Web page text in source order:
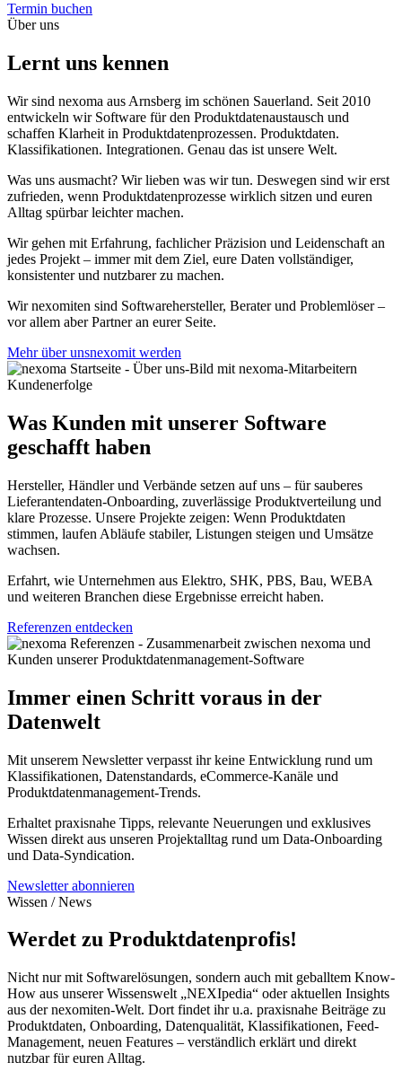
Termin buchen
Über uns
Lernt uns kennen
Wir sind nexoma aus Arnsberg im schönen Sauerland. Seit 2010
entwickeln wir Software für den Produktdatenaustausch und
schaffen Klarheit in Produktdatenprozessen. Produktdaten.
Klassifikationen. Integrationen. Genau das ist unsere Welt.
Was uns ausmacht? Wir lieben was wir tun. Deswegen sind wir erst
zufrieden, wenn Produktdatenprozesse wirklich sitzen und euren
Alltag spürbar leichter machen.
Wir gehen mit Erfahrung, fachlicher Präzision und Leidenschaft an
jedes Projekt – immer mit dem Ziel, eure Daten vollständiger,
konsistenter und nutzbarer zu machen.
Wir nexomiten sind Softwarehersteller, Berater und Problemlöser –
vor allem aber Partner an eurer Seite.
Mehr über unsnexomit werden
Kundenerfolge
Was Kunden mit unserer Software
geschafft haben
Hersteller, Händler und Verbände setzen auf uns – für sauberes
Lieferantendaten-Onboarding, zuverlässige Produktverteilung und
klare Prozesse. Unsere Projekte zeigen: Wenn Produktdaten
stimmen, laufen Abläufe stabiler, Listungen steigen und Umsätze
wachsen.
Erfahrt, wie Unternehmen aus Elektro, SHK, PBS, Bau, WEBA
und weiteren Branchen diese Ergebnisse erreicht haben.
Referenzen entdecken
Immer einen Schritt voraus in der
Datenwelt
Mit unserem Newsletter verpasst ihr keine Entwicklung rund um
Klassifikationen, Datenstandards, eCommerce-Kanäle und
Produktdatenmanagement-Trends.
Erhaltet praxisnahe Tipps, relevante Neuerungen und exklusives
Wissen direkt aus unseren Projektalltag rund um Data-Onboarding
und Data-Syndication.
Newsletter abonnieren
Wissen / News
Werdet zu Produktdaten­profis!
Nicht nur mit Softwarelösungen, sondern auch mit geballtem Know-
How aus unserer Wissenswelt „NEXIpedia“ oder aktuellen Insights
aus der nexomiten-Welt. Dort findet ihr u.a. praxisnahe Beiträge zu
Produktdaten, Onboarding, Datenqualität, Klassifikationen, Feed-
Management, neuen Features – verständlich erklärt und direkt
nutzbar für euren Alltag.